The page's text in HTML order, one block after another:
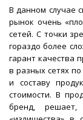
В данном случае
рынок очень
сетей. С точки
гораздо более
гарант качества
в разных сетях
и составу
стоимости. В
бренд,